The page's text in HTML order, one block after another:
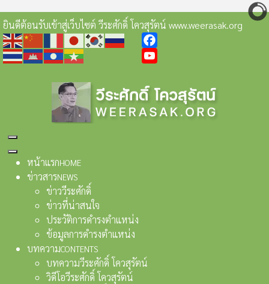
ยินดีต้อนรับเข้าสู่เว็บไซต์ วีระศักดิ์ โควสุรัตน์ www.weerasak.org
Facebook
หน้าแรกHOME
ข่าวสารNEWS
ข่าววีระศักดิ์
ข่าวที่น่าสนใจ
ประวัติการดำรงตำแหน่ง
ข้อมูลการดำรงตำแหน่ง
บทความCONTENTS
บทความวีระศักดิ์ โควสุรัตน์
วิดีโอวีระศักดิ์ โควสุรัตน์